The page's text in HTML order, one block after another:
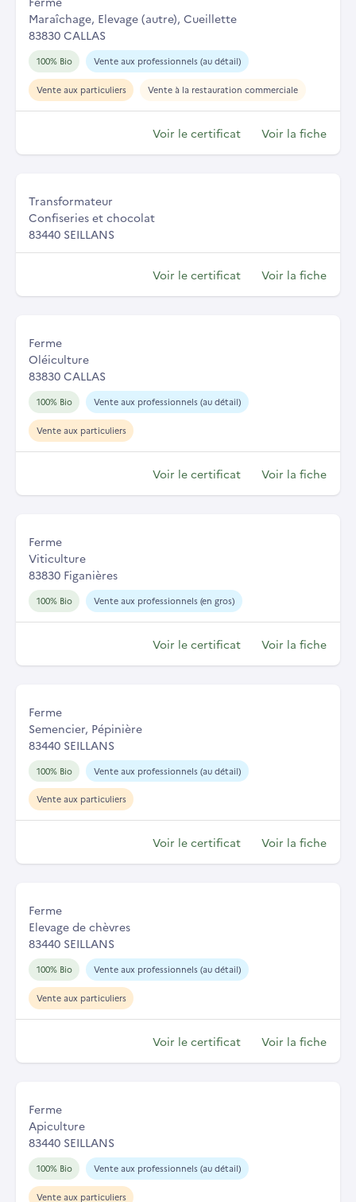
Maraîchage, Elevage (autre), Cueillette
83830 CALLAS
100% Bio Vente aux professionnels (au détail)
Vente aux particuliers Vente à la restauration commerciale
Voir le certificat Voir la fiche
Transformateur
Confiseries et chocolat
83440 SEILLANS
Voir le certificat Voir la fiche
Ferme
Oléiculture
83830 CALLAS
100% Bio Vente aux professionnels (au détail)
Vente aux particuliers
Voir le certificat Voir la fiche
Ferme
Viticulture
83830 Figanières
100% Bio Vente aux professionnels (en gros)
Voir le certificat Voir la fiche
Ferme
Semencier, Pépinière
83440 SEILLANS
100% Bio Vente aux professionnels (au détail)
Vente aux particuliers
Voir le certificat Voir la fiche
Ferme
Elevage de chèvres
83440 SEILLANS
100% Bio Vente aux professionnels (au détail)
Vente aux particuliers
Voir le certificat Voir la fiche
Ferme
Apiculture
83440 SEILLANS
100% Bio Vente aux professionnels (au détail)
Vente aux particuliers